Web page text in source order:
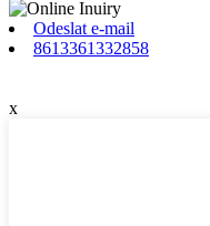
Odeslat e-mail
8613361332858
x